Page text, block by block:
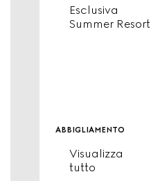
Esclusiva
Summer Resort
abbigliamento
Visualizza
tutto